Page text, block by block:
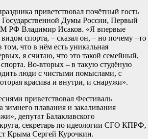
приветствовал почётный гость
Государственной Думы России, Первый
РФ Владимир Исаков. «Я впервые
спорта, – сказал он, – но почему –то
что в нём есть уникальная
я считаю, что это такой семейный,
Во-вторых – в такую студёную
люди с чистыми помыслами, с
красива и внутри, и снаружи».
приветствовал Фестиваль
зимнего плавания и закаливания
депутат Балаклавского
секретарь по идеологии СГО КПРФ,
Крыма Сергей Курочкин.